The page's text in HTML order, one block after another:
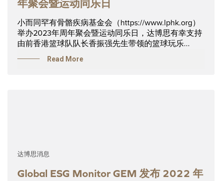
年聚会暨运动同乐日
小而同罕有骨骼疾病基金会（https://www.lphk.org）
举办2023年周年聚会暨运动同乐日，达博思有幸支持
由前香港篮球队队长香振强先生带领的篮球玩乐...
Read More
达博思消息
Global ESG Monitor GEM 发布 2022 年